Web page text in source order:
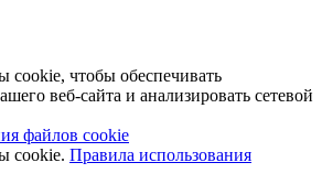
чтобы обеспечивать
веб-сайта и анализировать сетевой
файлов cookie
cookie. Правила использования